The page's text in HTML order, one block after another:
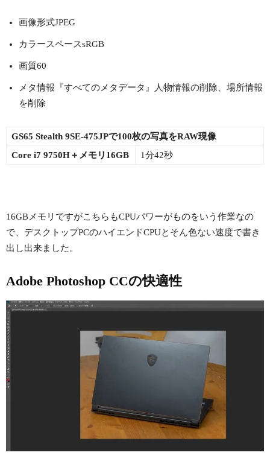
画像形式JPEG
カラースペースsRGB
画質60
メタ情報『すべてのメタデータ』人物情報の削除、場所情報
を削除
GS65 Stealth 9SE-475JPで100枚の写真をRAW現像
Core i7 9750H＋メモリ16GB
1分42秒
16GBメモリですがこちらもCPUパワーがものをいう作業なの
で、デスクトップPCのハイエンドCPUとそん色ない速度で書き
出し出来ました。
Adobe Photoshop CCの快適性